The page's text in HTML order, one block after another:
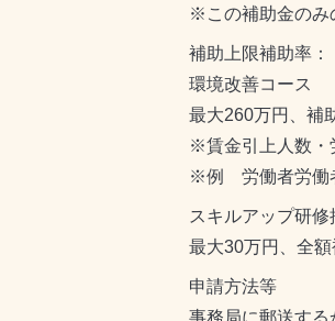
※この補助金のみ
補助上限補助率：
環境改善コース
最大260万円、補
※賃金引上人数・
※例 労働者労働
スキルアップ研
最大30万円、全額
申請方法等
事務局に郵送する